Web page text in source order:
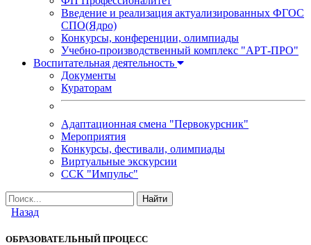
Введение и реализация актуализированных ФГОС
СПО(Ядро)
Конкурсы, конференции, олимпиады
Учебно-производственный комплекс "АРТ-ПРО"
Воспитательная деятельность
Документы
Кураторам
Адаптационная смена "Первокурсник"
Мероприятия
Конкурсы, фестивали, олимпиады
Виртуальные экскурсии
ССК "Импульс"
Назад
ОБРАЗОВАТЕЛЬНЫЙ ПРОЦЕСС